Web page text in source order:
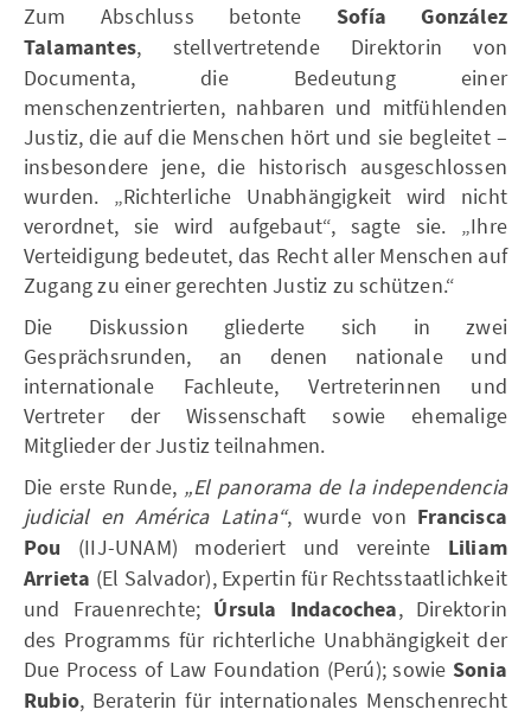
Zum Abschluss betonte Sofía González
Talamantes, stellvertretende Direktorin von
Documenta, die Bedeutung einer
menschenzentrierten, nahbaren und mitfühlenden
Justiz, die auf die Menschen hört und sie begleitet –
insbesondere jene, die historisch ausgeschlossen
wurden. „Richterliche Unabhängigkeit wird nicht
verordnet, sie wird aufgebaut“, sagte sie. „Ihre
Verteidigung bedeutet, das Recht aller Menschen auf
Zugang zu einer gerechten Justiz zu schützen.“
Die Diskussion gliederte sich in zwei
Gesprächsrunden, an denen nationale und
internationale Fachleute, Vertreterinnen und
Vertreter der Wissenschaft sowie ehemalige
Mitglieder der Justiz teilnahmen.
Die erste Runde, „El panorama de la independencia
judicial en América Latina“, wurde von Francisca
Pou (IIJ-UNAM) moderiert und vereinte Liliam
Arrieta (El Salvador), Expertin für Rechtsstaatlichkeit
und Frauenrechte; Úrsula Indacochea, Direktorin
des Programms für richterliche Unabhängigkeit der
Due Process of Law Foundation (Perú); sowie Sonia
Rubio, Beraterin für internationales Menschenrecht